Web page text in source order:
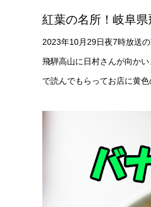
紅葉の名所！岐阜
2023年10月29日夜7時放送の
飛騨高山に日村さんが向か
で読んでもらってお店に黄